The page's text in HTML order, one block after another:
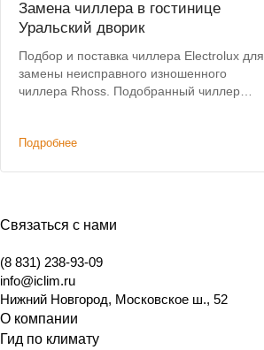
Замена чиллера в гостинице
Уральский дворик
Подбор и поставка чиллера Electrolux для
замены неисправного изношенного
чиллера Rhoss. Подобранный чиллер
изменений.
Подробнее
Связаться с нами
(8 831) 238-93-09
info@iclim.ru
Нижний Новгород, Московское ш., 52
О компании
Гид по климату